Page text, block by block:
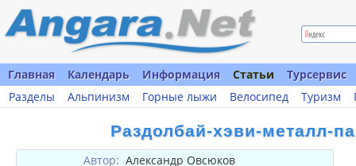
Главная Календарь Информация Статьи
Турсервис
Разделы
Альпинизм Горные лыжи Велосипед Туризм
Раздолбай-хэви-металл-
Автор: Александр Овсюков